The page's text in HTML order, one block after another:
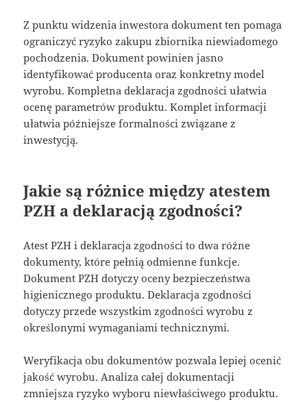
Z punktu widzenia inwestora dokument ten pomaga
ograniczyć ryzyko zakupu zbiornika niewiadomego
pochodzenia. Dokument powinien jasno
identyfikować producenta oraz konkretny model
wyrobu. Kompletna deklaracja zgodności ułatwia
ocenę parametrów produktu. Komplet informacji
ułatwia późniejsze formalności związane z
inwestycją.
Jakie są różnice między atestem
PZH a deklaracją zgodności?
Atest PZH i deklaracja zgodności to dwa różne
dokumenty, które pełnią odmienne funkcje.
Dokument PZH dotyczy oceny bezpieczeństwa
higienicznego produktu. Deklaracja zgodności
dotyczy przede wszystkim zgodności wyrobu z
określonymi wymaganiami technicznymi.
Weryfikacja obu dokumentów pozwala lepiej ocenić
jakość wyrobu. Analiza całej dokumentacji
zmniejsza ryzyko wyboru niewłaściwego produktu.